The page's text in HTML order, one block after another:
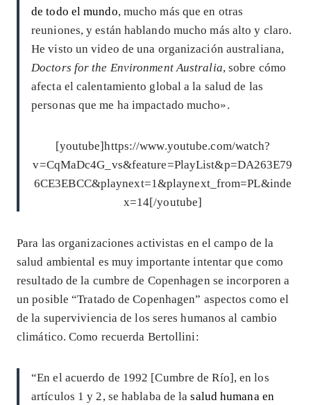
de todo el mundo, mucho más que en otras
reuniones, y están hablando mucho más alto y claro.
He visto un video de una organización australiana,
Doctors for the Environment Australia, sobre cómo
afecta el calentamiento global a la salud de las
personas que me ha impactado mucho».
[youtube]https://www.youtube.com/watch?
v=CqMaDc4G_vs&feature=PlayList&p=DA263E79
6CE3EBCC&playnext=1&playnext_from=PL&inde
x=14[/youtube]
Para las organizaciones activistas en el campo de la
salud ambiental es muy importante intentar que como
resultado de la cumbre de Copenhagen se incorporen a
un posible “Tratado de Copenhagen” aspectos como el
de la superviviencia de los seres humanos al cambio
climático. Como recuerda Bertollini:
“En el acuerdo de 1992 [Cumbre de Río], en los
artículos 1 y 2, se hablaba de lasalud humana en